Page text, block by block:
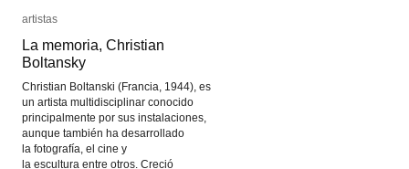
artistas
La memoria, Christian
Boltansky
Christian Boltanski (Francia, 1944), es
un artista multidisciplinar conocido
principalmente por sus instalaciones,
aunque también ha desarrollado
la fotografía, el cine y
la escultura entre otros. Creció
artistas
La memoria, Christian
Boltansky